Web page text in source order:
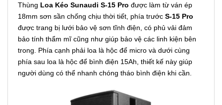
Thùng Loa Kéo Sunaudi S-15 Pro được làm từ ván ép
18mm sơn sần chống chịu thời tiết, phía trước S-15 Pro
được trang bị lưới bảo vệ sơn tĩnh điện, có phủ vải đảm
bảo tính thẩm mĩ cũng như giúp bảo vệ các linh kiện bên
trong. Phía cạnh phải loa là hộc để micro và dưới cùng
phía sau loa là hộc để bình điện 15Ah, thiết kế này giúp
người dùng có thể nhanh chóng tháo bình điện khi cần.